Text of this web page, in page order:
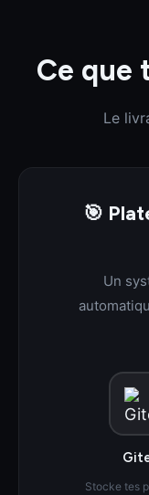
Ce que
Le
🎯
Un
Stocke tes